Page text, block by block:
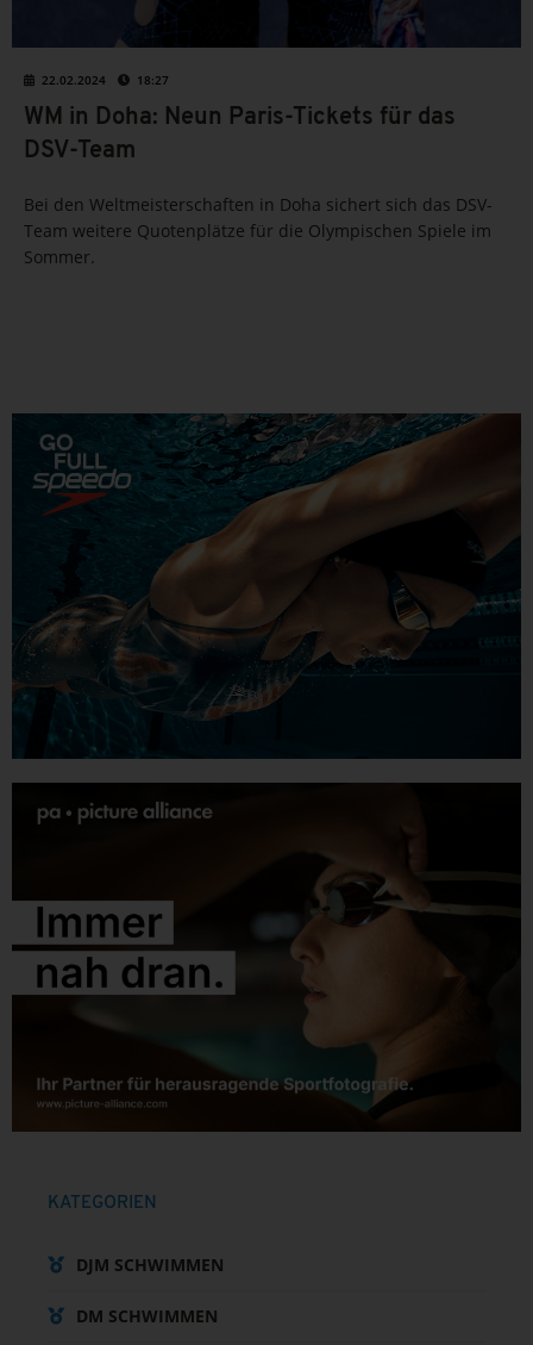
22.02.2024 18:27
WM in Doha: Neun Paris-Tickets für das
DSV-Team
Bei den Weltmeisterschaften in Doha sichert sich das DSV-
Team weitere Quotenplätze für die Olympischen Spiele im
Sommer.
KATEGORIEN
DJM SCHWIMMEN
DM SCHWIMMEN